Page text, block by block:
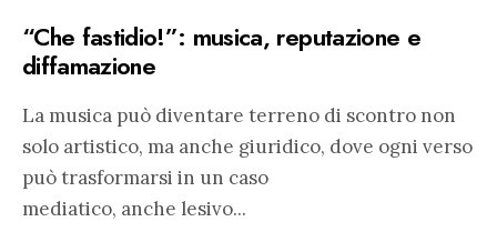
“Che fastidio!”: musica, reputazione e
diffamazione
La musica può diventare terreno di scontro non
solo artistico, ma anche giuridico, dove ogni verso
può trasformarsi in un caso
mediatico, anche lesivo...